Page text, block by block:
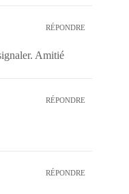
RÉPONDRE
Amitié
RÉPONDRE
RÉPONDRE